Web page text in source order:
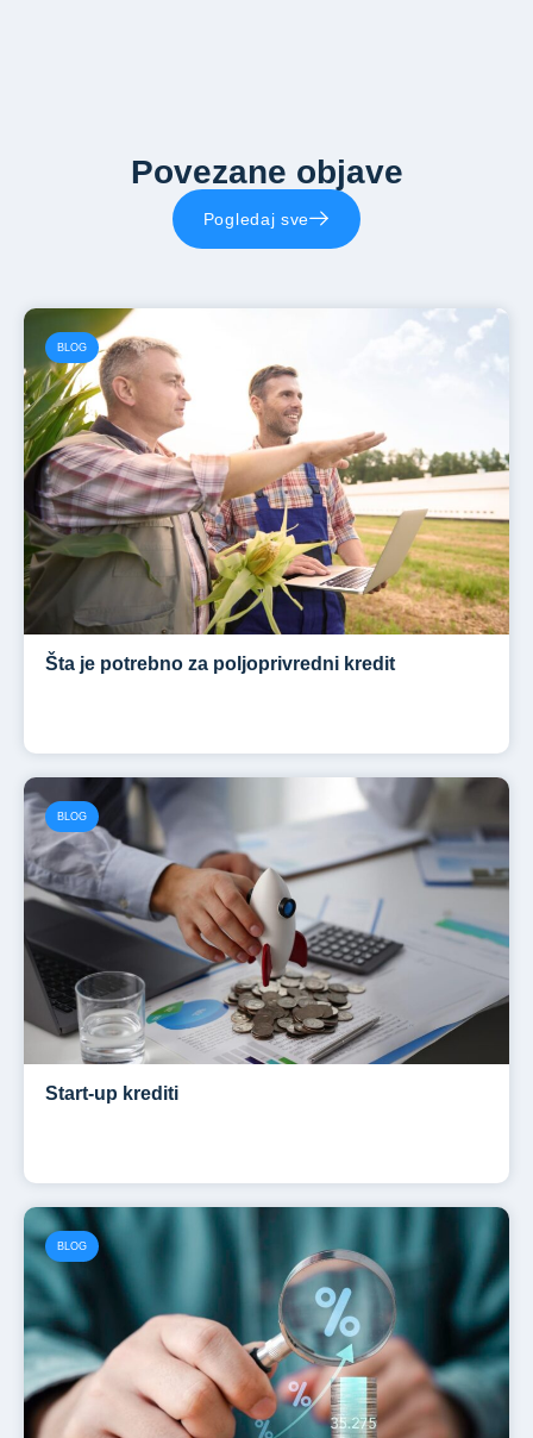
Povezane objave
Pogledaj sve
BLOG
Šta je potrebno za poljoprivredni kredit
BLOG
Start-up krediti
BLOG